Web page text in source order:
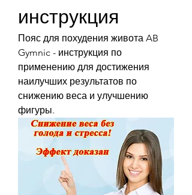
инструкция
Пояс для похудения живота AB
Gymnic - инструкция по
применению для достижения
наилучших результатов по
снижению веса и улучшению
фигуры.